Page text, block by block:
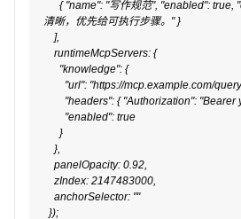
清晰，优先给可执行步骤。" }